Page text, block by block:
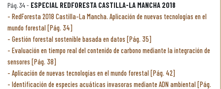
Pág. 34 - ESPECIAL REDFORESTA CASTILLA-LA MANCHA 2018
RedForesta 2018 Castilla-La Mancha. Aplicación de nuevas tecnologías en el
mundo forestal [Pág. 34]
Gestión forestal sostenible basada en datos [Pág. 35]
Evaluación en tiempo real del contenido de carbono mediante la integración de
sensores [Pág. 38]
Aplicación de nuevas tecnologías en el mundo forestal [Pág. 42]
Identificación de especies acuáticas invasoras mediante ADN ambiental [Pág.